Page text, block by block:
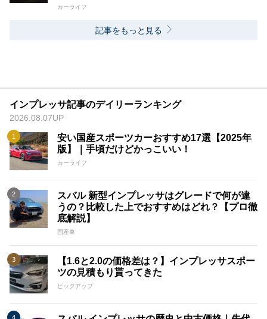
カーライフ
記事をもっと見る
インプレッサ記事のデイリーランキング
2026.08.07UP
安い国産スポーツカーおすすめ17選【2025年
版】｜手頃だけどかっこいい！
カーライフ
スバル 新型インプレッサはグレードで何が違
うの？比較した上でおすすめはどれ？【プロ徹
底解説】
国産車
【1.6と2.0の価格差は？】インプレッサスポー
ツの見積もり貰ってきた
ピックアップ